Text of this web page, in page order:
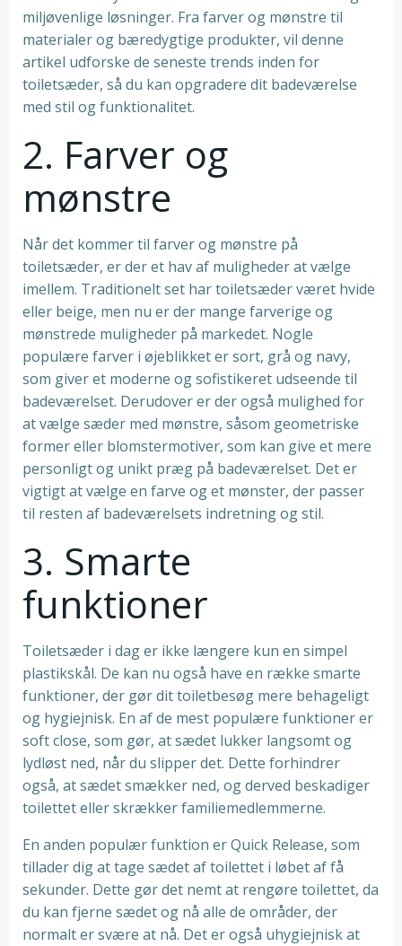
miljøvenlige løsninger. Fra farver og mønstre til
materialer og bæredygtige produkter, vil denne
artikel udforske de seneste trends inden for
toiletsæder, så du kan opgradere dit badeværelse
med stil og funktionalitet.
2. Farver og
mønstre
Når det kommer til farver og mønstre på
toiletsæder, er der et hav af muligheder at vælge
imellem. Traditionelt set har toiletsæder været hvide
eller beige, men nu er der mange farverige og
mønstrede muligheder på markedet. Nogle
populære farver i øjeblikket er sort, grå og navy,
som giver et moderne og sofistikeret udseende til
badeværelset. Derudover er der også mulighed for
at vælge sæder med mønstre, såsom geometriske
former eller blomstermotiver, som kan give et mere
personligt og unikt præg på badeværelset. Det er
vigtigt at vælge en farve og et mønster, der passer
til resten af badeværelsets indretning og stil.
3. Smarte
funktioner
Toiletsæder i dag er ikke længere kun en simpel
plastikskål. De kan nu også have en række smarte
funktioner, der gør dit toiletbesøg mere behageligt
og hygiejnisk. En af de mest populære funktioner er
soft close, som gør, at sædet lukker langsomt og
lydløst ned, når du slipper det. Dette forhindrer
også, at sædet smækker ned, og derved beskadiger
toilettet eller skrækker familiemedlemmerne.
En anden populær funktion er Quick Release, som
tillader dig at tage sædet af toilettet i løbet af få
sekunder. Dette gør det nemt at rengøre toilettet, da
du kan fjerne sædet og nå alle de områder, der
normalt er svære at nå. Det er også uhygiejnisk at